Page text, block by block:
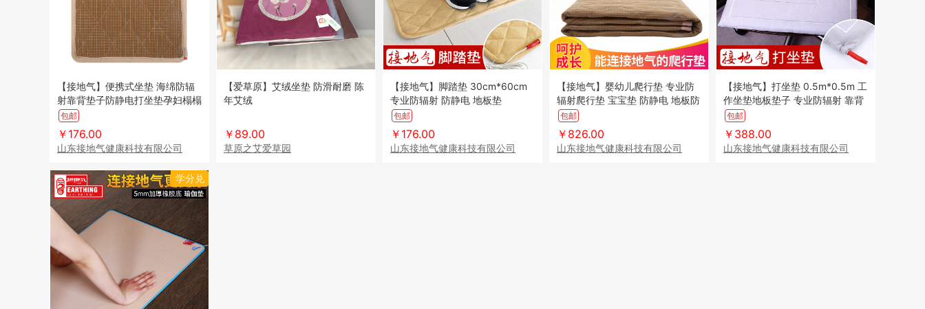
【接地气】便携式坐垫 海绵防辐
射靠背垫子防静电打坐垫孕妇榻榻
米垫
包邮
￥176.00
山东接地气健康科技有限公司
【爱草原】艾绒坐垫 防滑耐磨 陈
年艾绒
￥89.00
草原之艾爱草园
【接地气】脚踏垫 30cm*60cm
专业防辐射 防静电 地板垫
包邮
￥176.00
山东接地气健康科技有限公司
【接地气】婴幼儿爬行垫 专业防
辐射爬行垫 宝宝垫 防静电 地板防
摔 家用垫
包邮
￥826.00
山东接地气健康科技有限公司
【接地气】打坐垫 0.5m*0.5m 工
作坐垫地板垫子 专业防辐射 靠背
防静电 孕妇 榻榻米垫
包邮
￥388.00
山东接地气健康科技有限公司
学分兑